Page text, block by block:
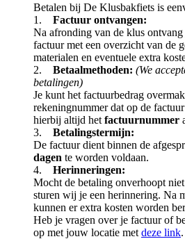
Betalen bij De Klusbakfiets is
1. Factuur ontvangen:
Na afronding van de klus
factuur met een overzicht van de
materialen en eventuele extra
2. Betaalmethoden: (We
betalingen)
Je kunt het factuurbedrag
rekeningnummer dat op de
hierbij altijd het factuurnummer
3. Betalingstermijn:
De factuur dient binnen de
dagen te worden voldaan.
4.
Herinneringen:
Mocht de betaling onverhoopt
sturen wij je een herinnering. Na
kunnen er extra kosten worden
Heb je vragen over je factuur of
op met jouw locatie met deze link.